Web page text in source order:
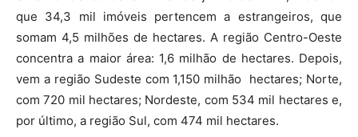
que 34,3 mil imóveis pertencem a estrangeiros, que
somam 4,5 milhões de hectares. A região Centro-Oeste
concentra a maior área: 1,6 milhão de hectares. Depois,
vem a região Sudeste com 1,150 milhão hectares; Norte,
com 720 mil hectares; Nordeste, com 534 mil hectares e,
por último, a região Sul, com 474 mil hectares.